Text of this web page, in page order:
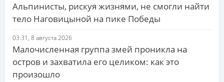
Альпинисты, рискуя жизнями, не смогли найти
тело Наговицыной на пике Победы
03:31, 8 августа 2026
Малочисленная группа змей проникла на
остров и захватила его целиком: как это
произошло